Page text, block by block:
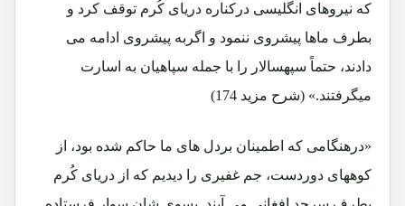
که نیروهای انگلیسی درکناره دریای کُرم توقف کرد و
بطرف ماها پیشروی ننمود و اگربه پیشروی ادامه می
دادند، حتماً سپهسالار را با جمله سپاهیان به اسارت
میگرفتند.» (شرح مزید 174)
«درهنگامی که اطمینان بردل های ما حاکم شده بود، از
کوههای دوردست، جم غفیری را دیدیم که از دریای کُرم